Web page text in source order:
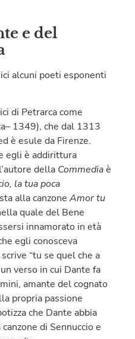
e del
alcuni poeti esponenti
di Petrarca come
1349), che dal 1313
è esule da Firenze.
egli è addirittura
della Commediaè
la tua poca
alla canzone Amor tu
quale del Bene
innamorato in età
egli conosceva
“tu se quel che a
verso in cui Dante fa
amante del cognato
propria passione
che Dante abbia
di Sennuccio e